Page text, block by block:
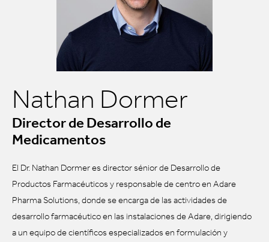
Nathan Dormer
Director de Desarrollo de
Medicamentos
El Dr. Nathan Dormer es director sénior de Desarrollo de
Productos Farmacéuticos y responsable de centro en Adare
Pharma Solutions, donde se encarga de las actividades de
desarrollo farmacéutico en las instalaciones de Adare, dirigiendo
a un equipo de científicos especializados en formulación y